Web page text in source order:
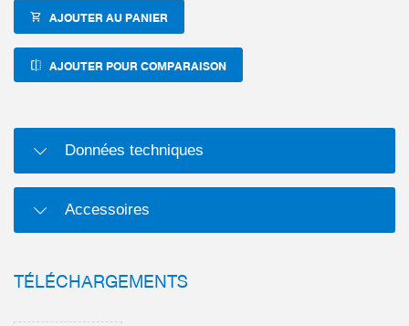
AJOUTER AU PANIER
AJOUTER POUR COMPARAISON
Données techniques
Accessoires
TÉLÉCHARGEMENTS